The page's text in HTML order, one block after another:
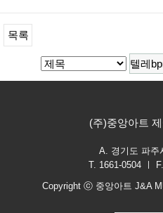
목록
(주)중앙아트
A. 경기도 파주
T. 1661-0504 ㅣ
Copyright ⓒ 중앙아트 J&A